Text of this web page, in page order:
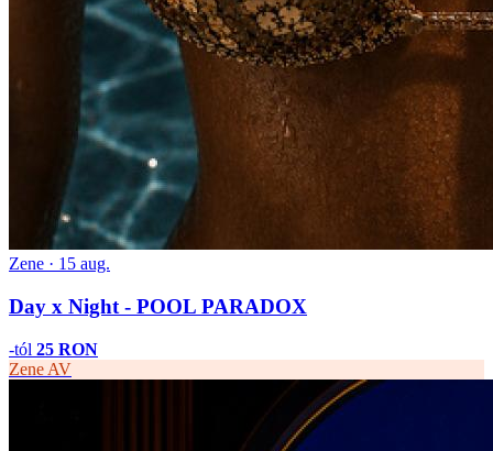
Zene · 15 aug.
Day x Night - POOL PARADOX
-tól 25 RON
Zene AV